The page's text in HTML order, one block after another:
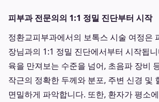
피부과 전문의의 1:1 정밀 진단부터 시작
정환교피부과에서의 보톡스 시술 여정은
장님과의 1:1 정밀 진단에서부터 시작됩
육을 만져보는 수준을 넘어, 초음파 장비
작근의 정확한 두께와 분포, 주변 신경 및
면밀하게 파악합니다. 또한, 환자가 평소